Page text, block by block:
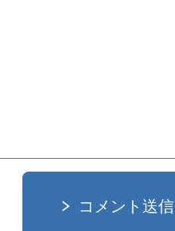
コメント送信